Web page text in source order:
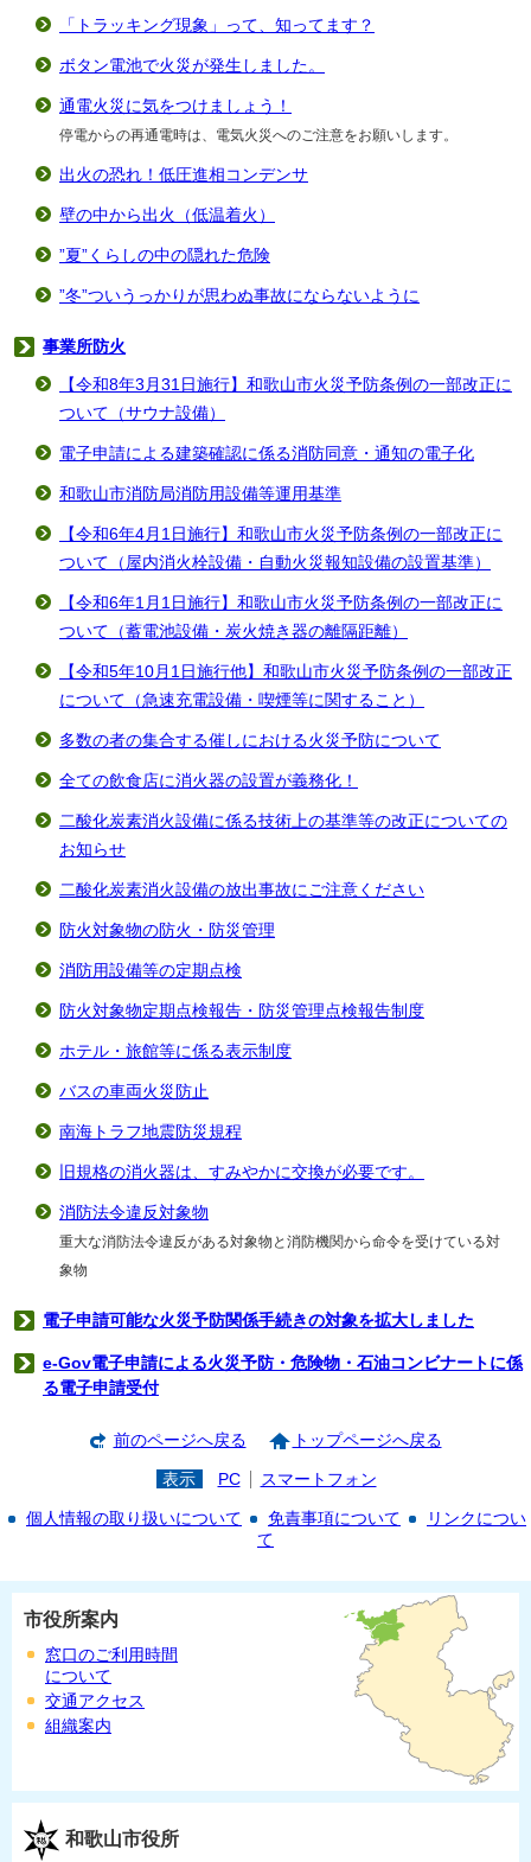
「トラッキング現象」って、知ってます？
ボタン電池で火災が発生しました。
通電火災に気をつけましょう！
停電からの再通電時は、電気火災へのご注意をお願いします。
出火の恐れ！低圧進相コンデンサ
壁の中から出火（低温着火）
”夏”くらしの中の隠れた危険
”冬”ついうっかりが思わぬ事故にならないように
事業所防火
【令和8年3月31日施行】和歌山市火災予防条例の一部改正に
ついて（サウナ設備）
電子申請による建築確認に係る消防同意・通知の電子化
和歌山市消防局消防用設備等運用基準
【令和6年4月1日施行】和歌山市火災予防条例の一部改正に
ついて（屋内消火栓設備・自動火災報知設備の設置基準）
【令和6年1月1日施行】和歌山市火災予防条例の一部改正に
ついて（蓄電池設備・炭火焼き器の離隔距離）
【令和5年10月1日施行他】和歌山市火災予防条例の一部改正
について（急速充電設備・喫煙等に関すること）
多数の者の集合する催しにおける火災予防について
全ての飲食店に消火器の設置が義務化！
二酸化炭素消火設備に係る技術上の基準等の改正についての
お知らせ
二酸化炭素消火設備の放出事故にご注意ください
防火対象物の防火・防災管理
消防用設備等の定期点検
防火対象物定期点検報告・防災管理点検報告制度
ホテル・旅館等に係る表示制度
バスの車両火災防止
南海トラフ地震防災規程
旧規格の消火器は、すみやかに交換が必要です。
消防法令違反対象物
重大な消防法令違反がある対象物と消防機関から命令を受けている対
象物
電子申請可能な火災予防関係手続きの対象を拡大しました
e-Gov電子申請による火災予防・危険物・石油コンビナートに係
る電子申請受付
前のページへ戻る トップページへ戻る
表示 PC スマートフォン
個人情報の取り扱いについて 免責事項について
リンクについ
て
市役所案内
窓口のご利用時間
について
交通アクセス
組織案内
和歌山市役所